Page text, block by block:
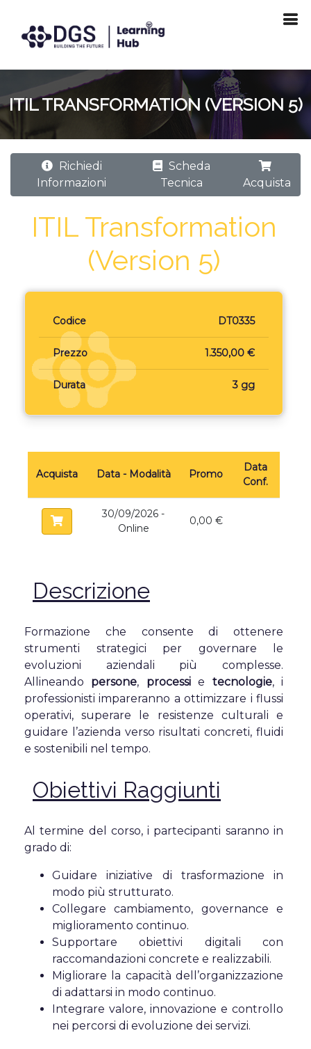
ITIL TRANSFORMATION (VERSION 5)
Richiedi
Informazioni
Scheda
Tecnica
Acquista
ITIL Transformation
(Version 5)
Codice DT0335
Prezzo 1.350,00 €
Durata 3 gg
Acquista Data - Modalità Promo
Data
Conf.
30/09/2026 -
Online
0,00 €
Descrizione
Formazione che consente di ottenere
strumenti strategici per governare le
evoluzioni aziendali più complesse.
Allineando persone, processie tecnologie, i
professionisti impareranno a ottimizzare i flussi
operativi, superare le resistenze culturali e
guidare l’azienda verso risultati concreti, fluidi
e sostenibili nel tempo.
Obiettivi Raggiunti
Al termine del corso, i partecipanti saranno in
grado di:
Guidare iniziative di trasformazione in
modo più strutturato.
Collegare cambiamento, governance e
miglioramento continuo.
Supportare obiettivi digitali con
raccomandazioni concrete e realizzabili.
Migliorare la capacità dell’organizzazione
di adattarsi in modo continuo.
Integrare valore, innovazione e controllo
nei percorsi di evoluzione dei servizi.